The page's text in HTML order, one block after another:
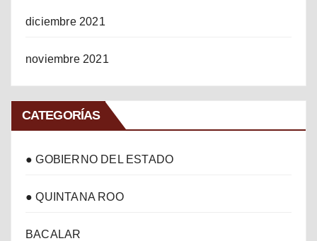
diciembre 2021
noviembre 2021
CATEGORÍAS
● GOBIERNO DEL ESTADO
● QUINTANA ROO
BACALAR